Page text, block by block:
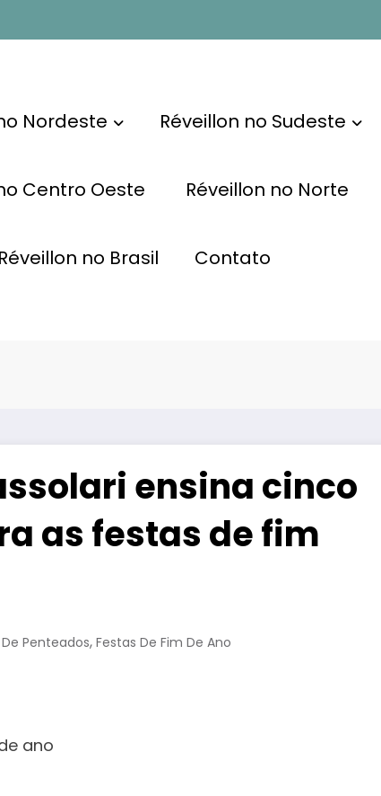
Nordeste Réveillon no Sudeste
Centro Oeste Réveillon no Norte
no Brasil Contato
ensina cinco
as festas de fim
Penteados, Festas De Fim De Ano